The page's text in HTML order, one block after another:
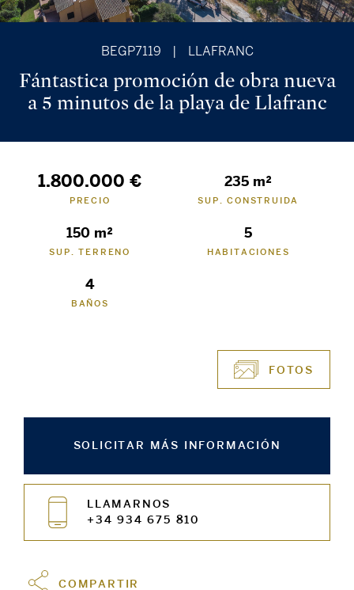
BEGP7119 LLAFRANC
Fántastica promoción de obra nueva
a 5 minutos de la playa de Llafranc
1.800.000 €
PRECIO
235 m²
SUP. CONSTRUIDA
150 m²
SUP. TERRENO
5
HABITACIONES
4
BAÑOS
FOTOS
SOLICITAR MÁS INFORMACIÓN
LLAMARNOS
+34 934 675 810
COMPARTIR